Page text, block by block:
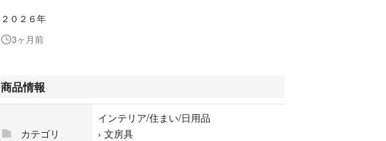
２０２６年
3ヶ月前
商品情報
カテゴリ
インテリア/住まい/日用品
› 文房具